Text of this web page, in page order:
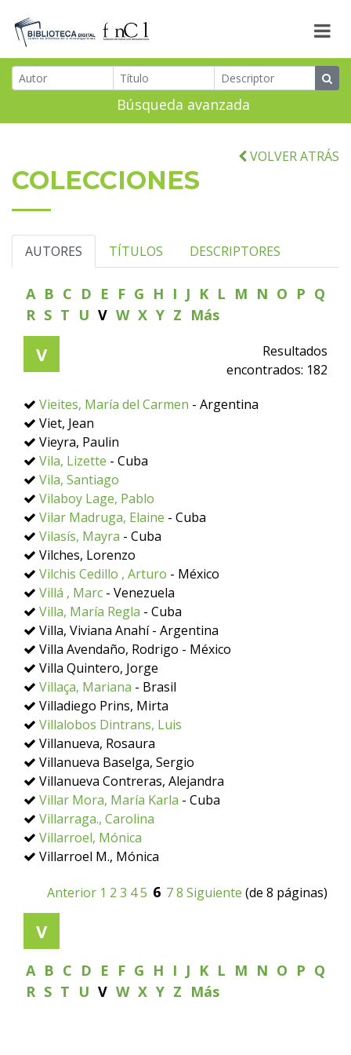
Búsqueda avanzada
VOLVER ATRÁS
COLECCIONES
AUTORES TÍTULOS DESCRIPTORES
A B C D E F G H I J K L M N O P Q
R S T U V W X Y Z Más
V
Resultados
encontrados: 182
Vieites, María del Carmen - Argentina
Viet, Jean
Vieyra, Paulin
Vila, Lizette - Cuba
Vila, Santiago
Vilaboy Lage, Pablo
Vilar Madruga, Elaine - Cuba
Vilasís, Mayra - Cuba
Vilches, Lorenzo
Vilchis Cedillo , Arturo - México
Villá , Marc - Venezuela
Villa, María Regla - Cuba
Villa, Viviana Anahí - Argentina
Villa Avendaño, Rodrigo - México
Villa Quintero, Jorge
Villaça, Mariana - Brasil
Villadiego Prins, Mirta
Villalobos Dintrans, Luis
Villanueva, Rosaura
Villanueva Baselga, Sergio
Villanueva Contreras, Alejandra
Villar Mora, María Karla - Cuba
Villarraga., Carolina
Villarroel, Mónica
Villarroel M., Mónica
Anterior 1 2 3 45 6 78 Siguiente (de 8 páginas)
V
A B C D E F G H I J K L M N O P Q
R S T U V W X Y Z Más